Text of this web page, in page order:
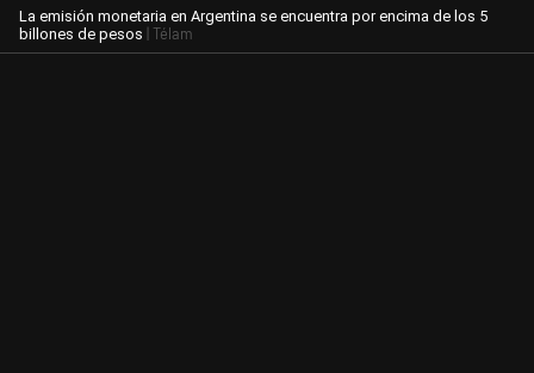
La emisión monetaria en Argentina se encuentra por encima de los 5
billones de pesos | Télam